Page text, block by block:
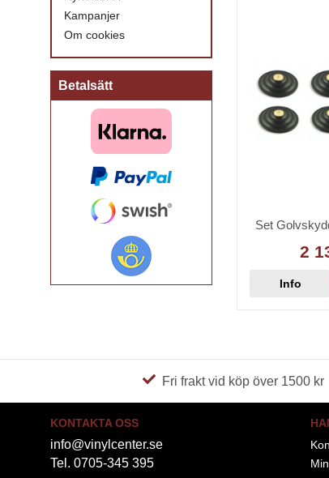
Kampanjer
Om cookies
Betalsätt
Set
2
Info
Fri frakt vid köp över 1500 kr
KONTAKTA OSS
info@vinylcenter.se
Tel. 0705-345 395